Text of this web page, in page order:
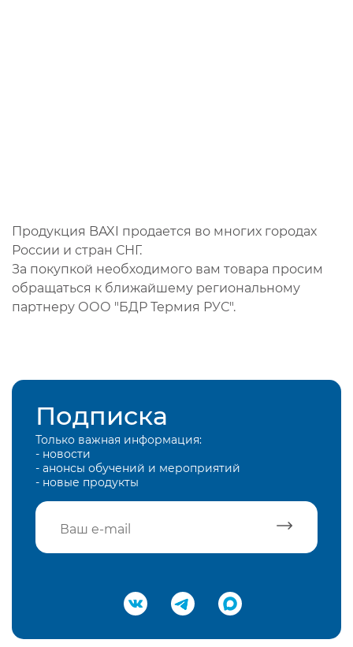
Продукция BAXI продается во многих городах
России и стран СНГ.
За покупкой необходимого вам товара просим
обращаться к ближайшему региональному
партнеру ООО "БДР Термия РУС".
Подписка
Только важная информация:
- новости
- анонсы обучений и мероприятий
- новые продукты
Подтвердить e-mail